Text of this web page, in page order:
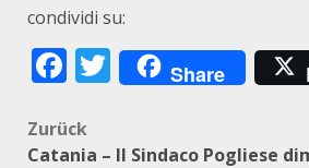
condividi su:
Facebook
Twitter
Share
Beitragsnavigation
Zurück
Catania – Il Sindaco Pogliese